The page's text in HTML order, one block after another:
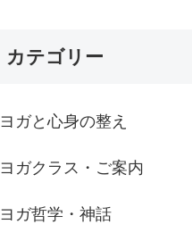
カテゴリー
ヨガと心身の整え
ヨガクラス・ご案内
ヨガ哲学・神話